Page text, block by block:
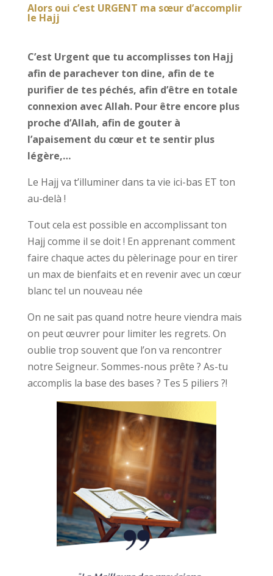
Alors oui c’est URGENT ma sœur d’accomplir
le Hajj
C’est Urgent que tu accomplisses ton Hajj
afin de parachever ton dine, afin de te
purifier de tes péchés, afin d’être en totale
connexion avec Allah. Pour être encore plus
proche d’Allah, afin de gouter à
l’apaisement du cœur et te sentir plus
légère,…
Le Hajj va t’illuminer dans ta vie ici-bas ET ton
au-delà !
Tout cela est possible en accomplissant ton
Hajj comme il se doit ! En apprenant comment
faire chaque actes du pèlerinage pour en tirer
un max de bienfaits et en revenir avec un cœur
blanc tel un nouveau née
On ne sait pas quand notre heure viendra mais
on peut œuvrer pour limiter les regrets. On
oublie trop souvent que l’on va rencontrer
notre Seigneur. Sommes-nous prête ? As-tu
accomplis la base des bases ? Tes 5 piliers ?!